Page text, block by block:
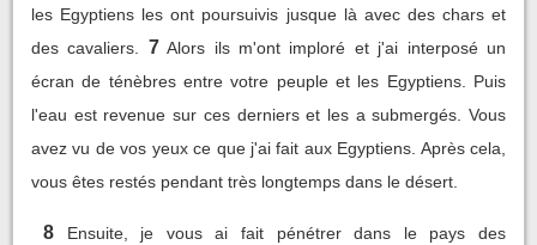
les Egyptiens les ont poursuivis jusque là avec des chars et
des cavaliers.
7 Alors ils m'ont imploré et j'ai interposé un
écran de ténèbres entre votre peuple et les Egyptiens. Puis
l'eau est revenue sur ces derniers et les a submergés. Vous
avez vu de vos yeux ce que j'ai fait aux Egyptiens. Après cela,
vous êtes restés pendant très longtemps dans le désert.
8
Ensuite, je vous ai fait pénétrer dans le pays des